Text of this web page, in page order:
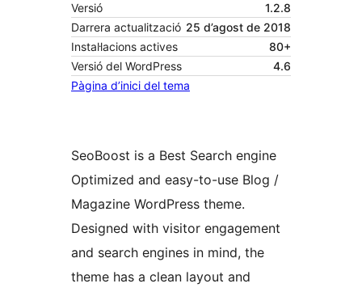
Versió
1.2.8
Darrera actualització 25 d’agost de 2018
Instal·lacions actives
80+
Versió del WordPress
4.6
Pàgina d’inici del tema
SeoBoost is a Best Search engine
Optimized and easy-to-use Blog /
Magazine WordPress theme.
Designed with visitor engagement
and search engines in mind, the
theme has a clean layout and